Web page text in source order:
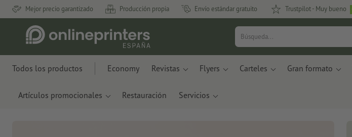
Mejor precio garantizado Producción propia Envío estándar gratuito Trustpilot - Muy bueno
Todos los productos Economy Revistas Flyers Carteles Gran formato
Artículos promocionales Restauración Servicios